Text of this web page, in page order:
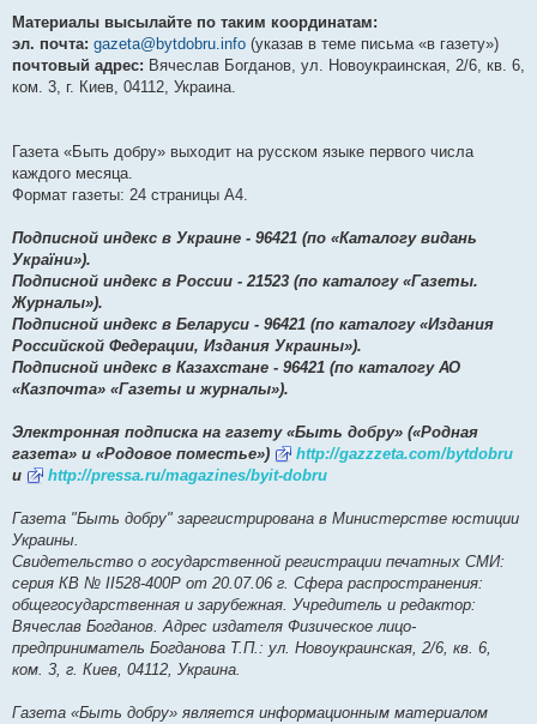
Материалы высылайте по таким координатам:
эл. почта: gazeta@bytdobru.info (указав в теме письма «в газету»)
почтовый адрес: Вячеслав Богданов, ул. Новоукраинская, 2/6, кв. 6,
ком. 3, г. Киев, 04112, Украина.
Газета «Быть добру» выходит на русском языке первого числа
каждого месяца.
Формат газеты: 24 страницы А4.
Подписной индекс в Украине - 96421 (по «Каталогу видань
України»).
Подписной индекс в России - 21523 (по каталогу «Газеты.
Журналы»).
Подписной индекс в Беларуси - 96421 (по каталогу «Издания
Российской Федерации, Издания Украины»).
Подписной индекс в Казахстане - 96421 (по каталогу АО
«Казпочта» «Газеты и журналы»).
Электронная подписка на газету «Быть добру» («Родная
газета» и «Родовое поместье»)
http://gazzzeta.com/bytdobru
и
http://pressa.ru/magazines/byit-dobru
Газета "Быть добру" зарегистрирована в Министерстве юстиции
Украины.
Свидетельство о государственной регистрации печатных СМИ:
серия КВ № ІІ528-400Р от 20.07.06 г. Сфера распространения:
общегосударственная и зарубежная. Учредитель и редактор:
Вячеслав Богданов. Адрес издателя Физическое лицо-
предприниматель Богданова Т.П.: ул. Новоукраинская, 2/6, кв. 6,
ком. 3, г. Киев, 04112, Украина.
Газета «Быть добру» является информационным материалом